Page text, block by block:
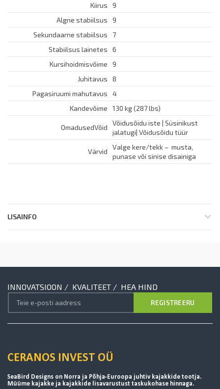
Kiirus
9
Algne stabiilsus
9
Sekundaarne stabiilsus
7
Stabiilsus lainetes
6
Kursihoidmisvõime
9
Juhitavus
8
Pagasiruumi mahutavus
4
Kandevõime
130 kg (287 lbs)
OmadusedVõid
Võidusõidu iste | Süsinikust
jalatugi| Võidusõidu tüür
Värvid
Valge kere/tekk – musta,
punase või sinise disainiga
LISAINFO
INNOVATSIOON / KVALITEET / HEA HIND
CERANOS INVEST OÜ
SeaBird Designs on Norra ja Põhja-Euroopa juhtiv kajakkide tootja.
Müüme kajakke ja kajakkide lisavarustust taskukohase hinnaga.